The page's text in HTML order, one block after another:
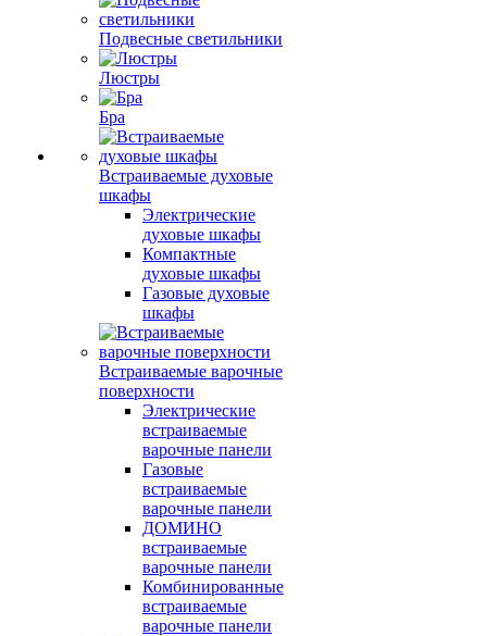
Подвесные светильники
Люстры
Бра
Встраиваемые духовые
шкафы
Электрические
духовые шкафы
Компактные
духовые шкафы
Газовые духовые
шкафы
Встраиваемые варочные
поверхности
Электрические
встраиваемые
варочные панели
Газовые
встраиваемые
варочные панели
ДОМИНО
встраиваемые
варочные панели
Комбинированные
встраиваемые
варочные панели